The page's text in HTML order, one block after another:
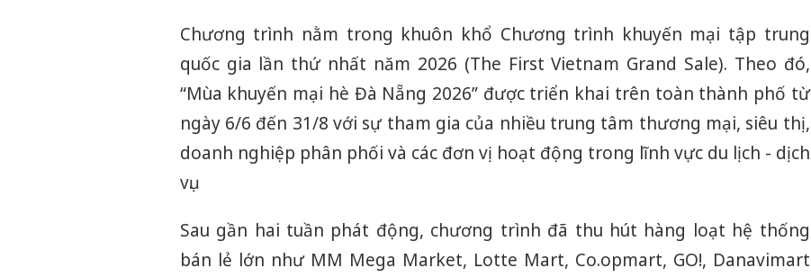
Chương trình nằm trong khuôn khổ Chương trình khuyến mại tập trung
quốc gia lần thứ nhất năm 2026 (The First Vietnam Grand Sale). Theo đó,
“Mùa khuyến mại hè Đà Nẵng 2026” được triển khai trên toàn thành phố từ
ngày 6/6 đến 31/8 với sự tham gia của nhiều trung tâm thương mại, siêu thị,
doanh nghiệp phân phối và các đơn vị hoạt động trong lĩnh vực du lịch - dịch
vụ.
Sau gần hai tuần phát động, chương trình đã thu hút hàng loạt hệ thống
bán lẻ lớn như MM Mega Market, Lotte Mart, Co.opmart, GO!, Danavimart